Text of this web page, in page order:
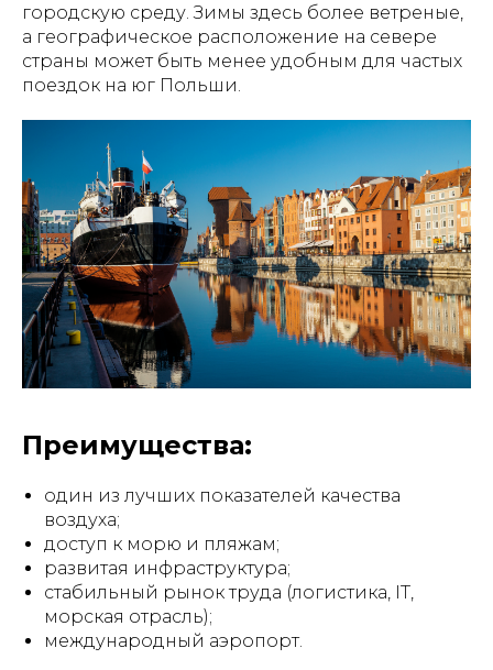
городскую среду. Зимы здесь более ветреные,
а географическое расположение на севере
страны может быть менее удобным для частых
поездок на юг Польши.
Преимущества:
один из лучших показателей качества
воздуха;
доступ к морю и пляжам;
развитая инфраструктура;
стабильный рынок труда (логистика, IT,
морская отрасль);
международный аэропорт.